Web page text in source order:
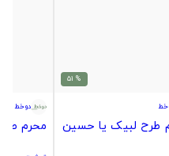
% 51
طرح لبیک یا حسین
دوخط
محرم